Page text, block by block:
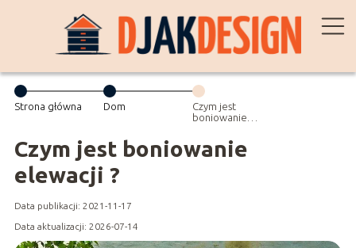
Strona główna Dom
Czym jest
boniowanie
Czym jest boniowanie
elewacji ?
Data publikacji: 2021-11-17
Data aktualizacji: 2026-07-14